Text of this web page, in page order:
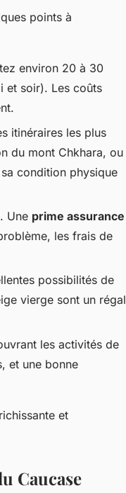
points à
environ 20 à 30
et soir). Les coûts
itinéraires les plus
du mont Chkhara, ou
condition physique
Une prime assurance
les frais de
possibilités de
vierge sont un régal
les activités de
et une bonne
et
Caucase